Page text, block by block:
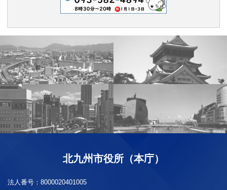
北九州市役所（本庁）
法人番号： 8000020401005